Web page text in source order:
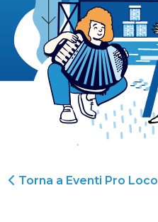
Torna a Eventi Pro Loco